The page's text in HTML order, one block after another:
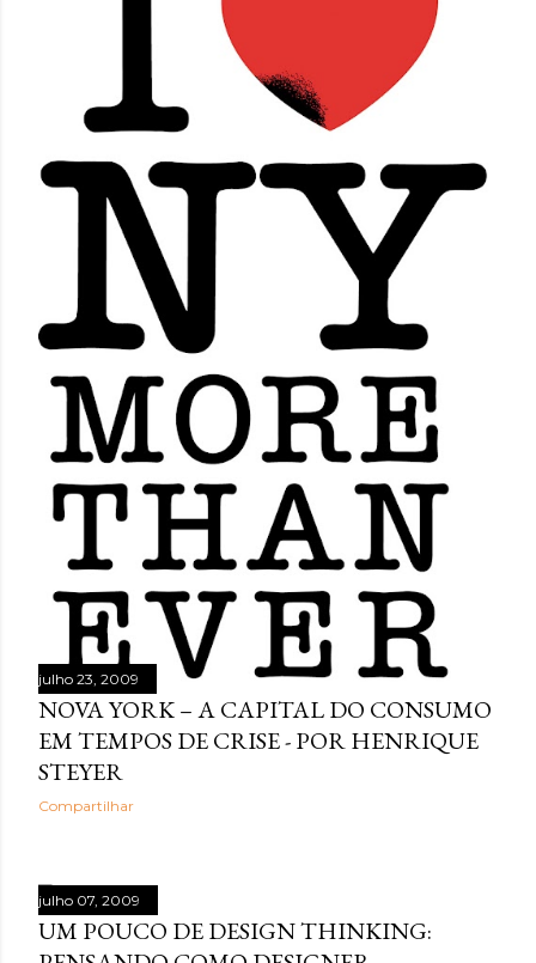
sensorial” esteja sendo popularizado agora, a lógica por
trás dele já aparece em outros grandes relatórios
globais. A Accenture , em Life Trends 2025 , descreve o
movimento de Social Rewilding , segundo o qual as
pessoas buscam mais profundidade, autenticidade e
consultoria, 42% atribuíram sua experiência mais
prazerosa da última se...
julho 23, 2009
NOVA YORK – A CAPITAL DO CONSUMO
EM TEMPOS DE CRISE - POR HENRIQUE
STEYER
Compartilhar
julho 07, 2009
UM POUCO DE DESIGN THINKING: